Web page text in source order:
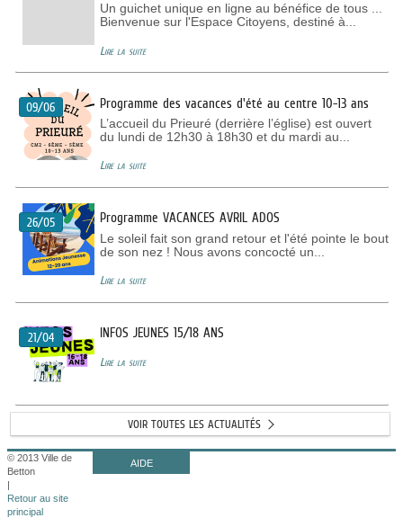
Un guichet unique en ligne au bénéfice de tous ...
Bienvenue sur l'Espace Citoyens, destiné à...
Lire la suite
09/06 Programme des vacances d'été au centre 10-13 ans
L’accueil du Prieuré (derrière l’église) est ouvert
du lundi de 12h30 à 18h30 et du mardi au...
Lire la suite
26/05 Programme VACANCES AVRIL ADOS
Le soleil fait son grand retour et l'été pointe le bout
de son nez ! Nous avons concocté un...
Lire la suite
21/04 INFOS JEUNES 15/18 ANS
Lire la suite
VOIR TOUTES LES ACTUALITÉS
© 2013 Ville de
Betton
|
Retour au site
principal
AIDE